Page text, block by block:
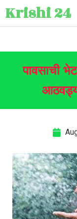
Krishi 24
पावसाची